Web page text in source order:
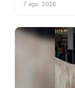
7 ago. 2026